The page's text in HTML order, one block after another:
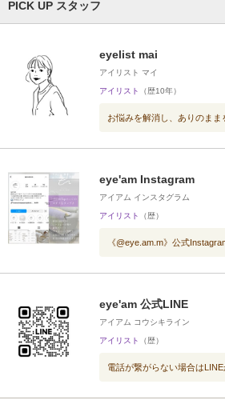
PICK UP スタッフ
eyelist mai
アイリスト マイ
アイリスト （歴10年）
お悩みを解消し、ありのまま
eye'am Instagram
アイアム インスタグラム
アイリスト （歴）
《@eye.am.m》公式
eye'am 公式LINE
アイアム コウシキライン
アイリスト （歴）
電話が繋がらない場合は